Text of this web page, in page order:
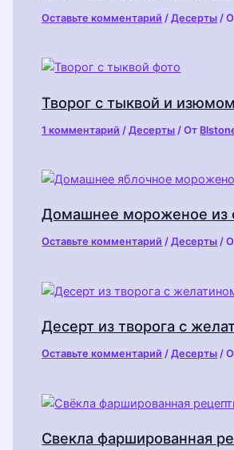
Оставьте комментарий /Десерты /
Творог с тыквой и
1 комментарий /Десерты / От
Домашнее мороженое из
Оставьте комментарий /Десерты /
Десерт из творога с
Оставьте комментарий /Десерты /
Свекла фаршированная